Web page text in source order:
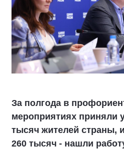
За полгода в
мероприятиях приняли
тысяч жителей страны,
260 тысяч - нашли